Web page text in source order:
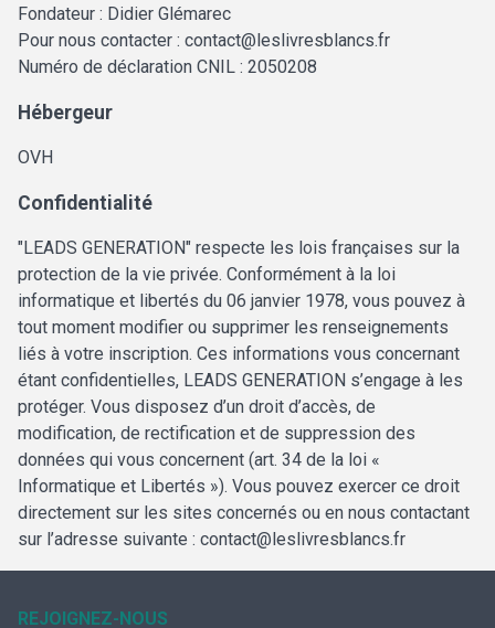
Fondateur : Didier Glémarec
Pour nous contacter : contact@leslivresblancs.fr
Numéro de déclaration CNIL : 2050208
Hébergeur
OVH
Confidentialité
"LEADS GENERATION" respecte les lois françaises sur la
protection de la vie privée. Conformément à la loi
informatique et libertés du 06 janvier 1978, vous pouvez à
tout moment modifier ou supprimer les renseignements
liés à votre inscription. Ces informations vous concernant
étant confidentielles, LEADS GENERATION s’engage à les
protéger. Vous disposez d’un droit d’accès, de
modification, de rectification et de suppression des
données qui vous concernent (art. 34 de la loi «
Informatique et Libertés »). Vous pouvez exercer ce droit
directement sur les sites concernés ou en nous contactant
sur l’adresse suivante : contact@leslivresblancs.fr
REJOIGNEZ-NOUS